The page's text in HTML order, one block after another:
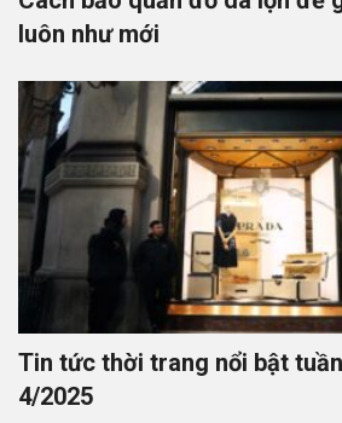
luôn như mới
Tin tức thời trang nổi bật
4/2025